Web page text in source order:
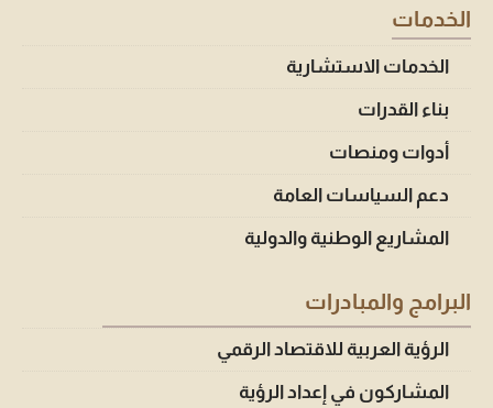
الخدمات
الخدمات الاستشارية
بناء القدرات
أدوات ومنصات
دعم السياسات العامة
المشاريع الوطنية والدولية
البرامج والمبادرات
الرؤية العربية للاقتصاد الرقمي
المشاركون في إعداد الرؤية